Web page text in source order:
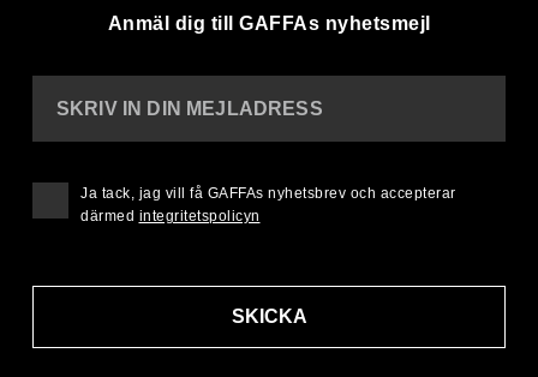
Anmäl dig till GAFFAs nyhetsmejl
SKRIV IN DIN MEJLADRESS
SKICKA
Ja tack, jag vill få GAFFAs nyhetsbrev och accepterar
därmed integritetspolicyn